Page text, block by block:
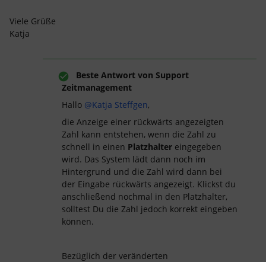
Viele Grüße
Katja
Beste Antwort von Support
Zeitmanagement
Hallo @Katja Steffgen,
die Anzeige einer rückwärts angezeigten
Zahl kann entstehen, wenn die Zahl zu
schnell in einen Platzhalter eingegeben
wird. Das System lädt dann noch im
Hintergrund und die Zahl wird dann bei
der Eingabe rückwärts angezeigt. Klickst du
anschließend nochmal in den Platzhalter,
solltest Du die Zahl jedoch korrekt eingeben
können.
Bezüglich der veränderten